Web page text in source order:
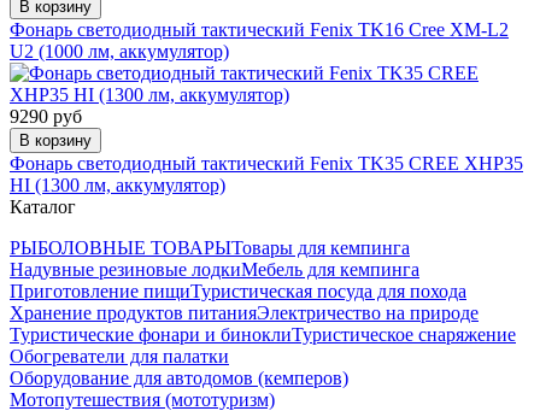
В корзину
Фонарь светодиодный тактический Fenix TK16 Cree XM-L2
U2 (1000 лм, аккумулятор)
9290 руб
В корзину
Фонарь светодиодный тактический Fenix TK35 CREE XHP35
HI (1300 лм, аккумулятор)
Каталог
РЫБОЛОВНЫЕ ТОВАРЫТовары для кемпинга
Надувные резиновые лодкиМебель для кемпинга
Приготовление пищиТуристическая посуда для похода
Хранение продуктов питанияЭлектричество на природе
Туристические фонари и биноклиТуристическое снаряжение
Обогреватели для палатки
Оборудование для автодомов (кемперов)
Мотопутешествия (мототуризм)